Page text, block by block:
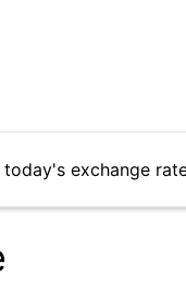
exchange